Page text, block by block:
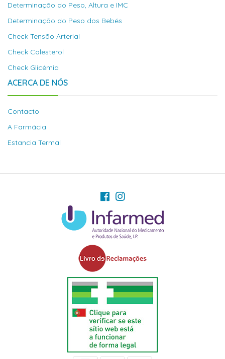
Determinação do Peso, Altura e IMC
Determinação do Peso dos Bebés
Check Tensão Arterial
Check Colesterol
Check Glicémia
ACERCA DE NÓS
Contacto
A Farmácia
Estancia Termal